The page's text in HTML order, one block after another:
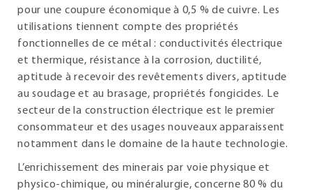
pour une coupure économique à 0,5 % de cuivre. Les
utilisations tiennent compte des propriétés
fonctionnelles de ce métal : conductivités électrique
et thermique, résistance à la corrosion, ductilité,
aptitude à recevoir des revêtements divers, aptitude
au soudage et au brasage, propriétés fongicides. Le
secteur de la construction électrique est le premier
consommateur et des usages nouveaux apparaissent
notamment dans le domaine de la haute technologie.
L’enrichissement des minerais par voie physique et
physico-chimique, ou minéralurgie, concerne 80 % du